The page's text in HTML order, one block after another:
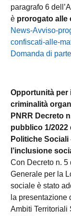
paragrafo 6
è prorogato alle
News-Avviso-
confiscati-alle-
Domanda di
Opportunità per
criminalità
PNRR Decreto
pubblico 1/2022
Politiche Sociali
l’inclusione
Con Decreto n. 5
Generale per la
sociale è stato
la presentazione
Ambiti Territoriali